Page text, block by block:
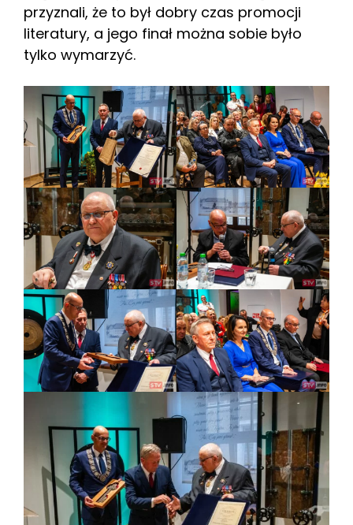
przyznali, że to był dobry czas promocji
literatury, a jego finał można sobie było
tylko wymarzyć.